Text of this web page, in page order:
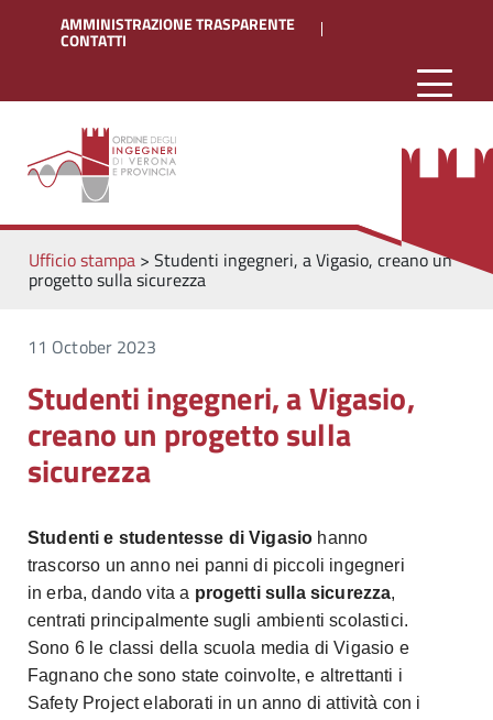
AMMINISTRAZIONE TRASPARENTE
CONTATTI
Ufficio stampa> Studenti ingegneri, a Vigasio, creano un
progetto sulla sicurezza
11 October 2023
Studenti ingegneri, a Vigasio,
creano un progetto sulla
sicurezza
Studenti e studentesse di Vigasio hanno
trascorso un anno nei panni di piccoli ingegneri
in erba, dando vita a progetti sulla sicurezza,
centrati principalmente sugli ambienti scolastici.
Sono 6 le classi della scuola media di Vigasio e
Fagnano che sono state coinvolte, e altrettanti i
Safety Project elaborati in un anno di attività con i